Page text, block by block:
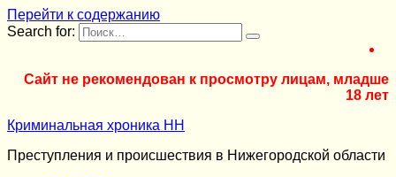
Перейти к содержанию
Search for:
Сайт не рекомендован к просмотру лицам, младше
18 лет
Криминальная хроника НН
Преступления и происшествия в Нижегородской области